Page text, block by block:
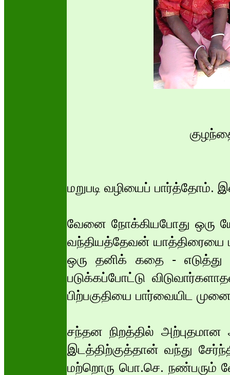
மறுபடி வழியைப்
வேனை நோக்கியபோது ஒரு
வந்தியத்தேவன்
ஒரு தனிக் கதை -
படுக்கப்போட்டு
பிற்பகுதியை பார்வையிட
சந்தன நிறத்தில்
இடத்திற்குத்தான் வந்து
மற்றொரு பொ.செ. நண்பரும்